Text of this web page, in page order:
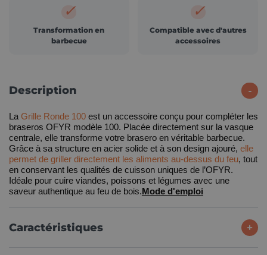
✓
Transformation en
barbecue
✓
Compatible avec d'autres
accessoires
Description
La Grille Ronde 100 est un accessoire conçu pour compléter les
braseros OFYR modèle 100. Placée directement sur la vasque
centrale, elle transforme votre brasero en véritable barbecue.
Grâce à sa structure en acier solide et à son design ajouré, elle
permet de griller directement les aliments au-dessus du feu, tout
en conservant les qualités de cuisson uniques de l’OFYR.
Idéale pour cuire viandes, poissons et légumes avec une
saveur authentique au feu de bois.Mode d'emploi
Caractéristiques